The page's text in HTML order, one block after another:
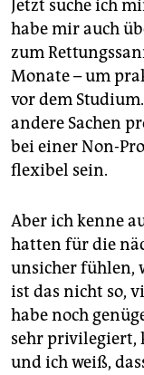
Jetzt suche ich
habe mir auch
zum
Monate – um
vor dem
andere Sachen
bei einer Non-
flexibel sein.
Aber ich kenne
hatten für die
unsicher fühlen,
ist das nicht so,
habe noch
sehr privilegiert,
und ich weiß,